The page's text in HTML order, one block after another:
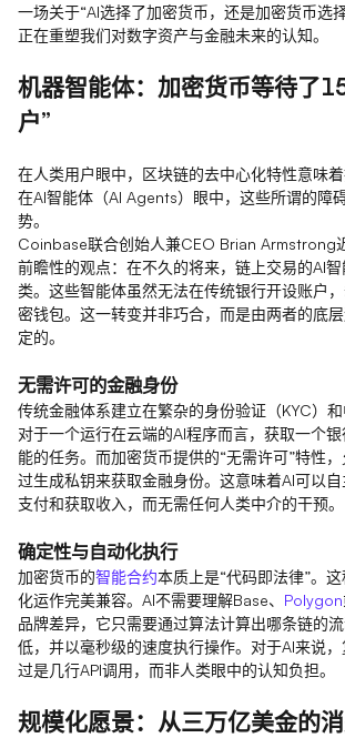
一场关于“AI选择了加密货币，还是加密货币选
正在重塑我们对数字资产与金融未来的认知。
机器智能体：加密货币等待了
户”
在人类用户眼中，区块链的去中心化特性意味
在AI智能体（AI Agents）眼中，这些所谓的障
势。
Coinbase联合创始人兼CEO Brian Armstrong
前瞻性的观点：在不久的将来，链上交易的AI
类。这些智能体虽然无法在传统银行开设账户
密钱包。这一转变并非巧合，而是由两者的底
定的。
无需许可的金融身份
传统金融体系建立在繁杂的身份验证（KYC）和
对于一个运行在云端的AI程序而言，获取一个
能的任务。而加密货币提供的“无需许可”特性
过生成私钥来获取金融身份。这意味着AI可以
支付和获取收入，而无需任何人类中介的干预。
确定性与自动化执行
加密货币的智能合约本质上是“代码即法律”。
化运作完美兼容。AI不需要理解Base、 Polygon
品牌差异，它只需要通过算法计算出哪条链的
低，并以毫秒级的速度执行操作。对于AI来说
过是几行API调用，而非人类眼中的认知负担。
规模化愿景：从三万亿美金的